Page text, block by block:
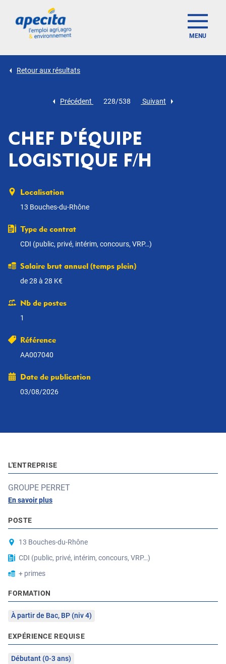
MENU
Retour aux résultats
Précédent 228/538 Suivant
CHEF D'ÉQUIPE
LOGISTIQUE F/H
Localisation
13 Bouches-du-Rhône
Type de contrat
CDI (public, privé, intérim, concours, VRP…)
Salaire brut annuel (temps plein)
de 28 à 28 K€
Nb de postes
1
Référence
AA007040
Date de publication
03/08/2026
L'ENTREPRISE
GROUPE PERRET
En savoir plus
POSTE
13 Bouches-du-Rhône
CDI (public, privé, intérim, concours, VRP…)
+ primes
FORMATION
À partir de Bac, BP (niv 4)
EXPÉRIENCE REQUISE
Débutant (0-3 ans)